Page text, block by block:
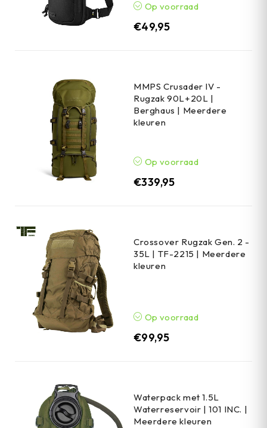
Op voorraad
€49,95
MMPS Crusader IV -
Rugzak 90L+20L |
Berghaus | Meerdere
kleuren
Op voorraad
€339,95
Crossover Rugzak Gen. 2 -
35L | TF-2215 | Meerdere
kleuren
Op voorraad
€99,95
Waterpack met 1.5L
Waterreservoir | 101 INC. |
Meerdere kleuren